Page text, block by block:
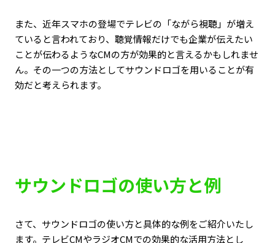
また、近年スマホの登場でテレビの「ながら視聴」が増え
ていると言われており、聴覚情報だけでも企業が伝えたい
ことが伝わるようなCMの方が効果的と言えるかもしれませ
ん。その一つの方法としてサウンドロゴを用いることが有
効だと考えられます。
サウンドロゴの使い方と例
さて、サウンドロゴの使い方と具体的な例をご紹介いたし
ます。テレビCMやラジオCMでの効果的な活用方法とし